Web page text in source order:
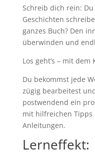
Schreib dich rein:
Geschichten
ganzes Buch? Den
überwinden und
Los geht’s – mit dem
Du bekommst jede
zügig bearbeitest
postwendend ein
mit hilfreichen
Anleitungen.
Lerneffekt: